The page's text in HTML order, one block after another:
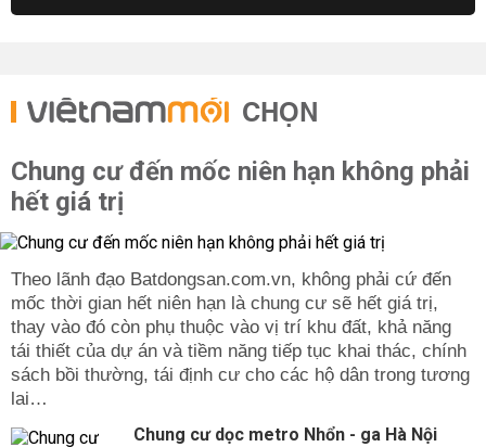
CHỌN
Chung cư đến mốc niên hạn không phải
hết giá trị
Theo lãnh đạo Batdongsan.com.vn, không phải cứ đến
mốc thời gian hết niên hạn là chung cư sẽ hết giá trị,
thay vào đó còn phụ thuộc vào vị trí khu đất, khả năng
tái thiết của dự án và tiềm năng tiếp tục khai thác, chính
sách bồi thường, tái định cư cho các hộ dân trong tương
lai…
Chung cư dọc metro Nhổn - ga Hà Nội